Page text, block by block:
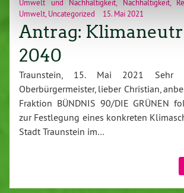
Umwelt und Nachhaltigkeit
Nachhaltigkeit,
Umwelt Uncategorized 15. Mai 2021
Antrag:
2040
Traunstein, 15. Mai 2021 Sehr
Oberbürgermeister, lieber Christian,
Fraktion BÜNDNIS 90/DIE GRÜNEN
zur Festlegung eines konkreten
Stadt Traunstein im…